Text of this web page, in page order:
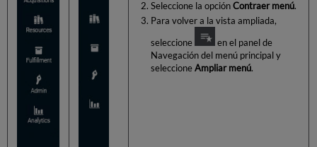
Seleccione la opciónContraer menú.
Para volver a la vista ampliada,
seleccione
en el panel de
Navegación del menú principal y
seleccioneAmpliar menú.